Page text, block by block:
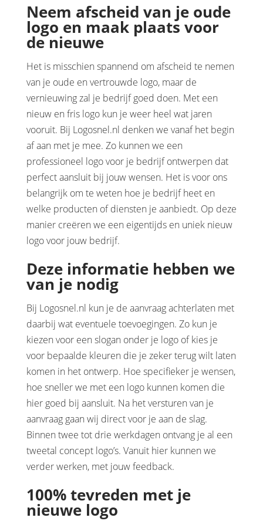
Neem afscheid van je oude
logo en maak plaats voor
de nieuwe
Het is misschien spannend om afscheid te nemen
van je oude en vertrouwde logo, maar de
vernieuwing zal je bedrijf goed doen. Met een
nieuw en fris logo kun je weer heel wat jaren
vooruit. Bij Logosnel.nl denken we vanaf het begin
af aan met je mee. Zo kunnen we een
professioneel logo voor je bedrijf ontwerpen dat
perfect aansluit bij jouw wensen. Het is voor ons
belangrijk om te weten hoe je bedrijf heet en
welke producten of diensten je aanbiedt. Op deze
manier creëren we een eigentijds en uniek nieuw
logo voor jouw bedrijf.
Deze informatie hebben we
van je nodig
Bij Logosnel.nl kun je de aanvraag achterlaten met
daarbij wat eventuele toevoegingen. Zo kun je
kiezen voor een slogan onder je logo of kies je
voor bepaalde kleuren die je zeker terug wilt laten
komen in het ontwerp. Hoe specifieker je wensen,
hoe sneller we met een logo kunnen komen die
hier goed bij aansluit. Na het versturen van je
aanvraag gaan wij direct voor je aan de slag.
Binnen twee tot drie werkdagen ontvang je al een
tweetal concept logo’s. Vanuit hier kunnen we
verder werken, met jouw feedback.
100% tevreden met je
nieuwe logo